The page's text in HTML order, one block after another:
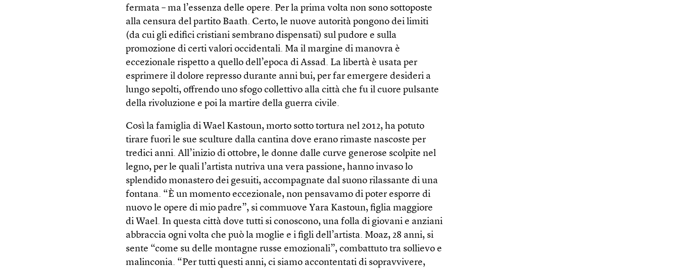
fermata – ma l’essenza delle opere. Per la prima volta non sono sottoposte
alla censura del partito Baath. Certo, le nuove autorità pongono dei limiti
(da cui gli edifici cristiani sembrano dispensati) sul pudore e sulla
promozione di certi valori occidentali. Ma il margine di manovra è
eccezionale rispetto a quello dell’epoca di Assad. La libertà è usata per
esprimere il dolore represso durante anni bui, per far emergere desideri a
lungo sepolti, offrendo uno sfogo collettivo alla città che fu il cuore pulsante
della rivoluzione e poi la martire della guerra civile.
Così la famiglia di Wael Kastoun, morto sotto tortura nel 2012, ha potuto
tirare fuori le sue sculture dalla cantina dove erano rimaste nascoste per
tredici anni. All’inizio di ottobre, le donne dalle curve generose scolpite nel
legno, per le quali l’artista nutriva una vera passione, hanno invaso lo
splendido monastero dei gesuiti, accompagnate dal suono rilassante di una
fontana. “È un momento eccezionale, non pensavamo di poter esporre di
nuovo le opere di mio padre”, si commuove Yara Kastoun, figlia maggiore
di Wael. In questa città dove tutti si conoscono, una folla di giovani e anziani
abbraccia ogni volta che può la moglie e i figli dell’artista. Moaz, 28 anni, si
sente “come su delle montagne russe emozionali”, combattuto tra sollievo e
malinconia. “Per tutti questi anni, ci siamo accontentati di sopravvivere,